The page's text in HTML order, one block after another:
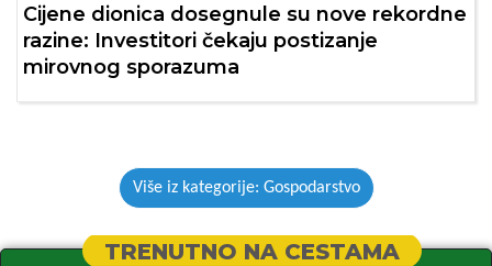
Cijene dionica dosegnule su nove rekordne
razine: Investitori čekaju postizanje
mirovnog sporazuma
Više iz kategorije: Gospodarstvo
TRENUTNO NA CESTAMA